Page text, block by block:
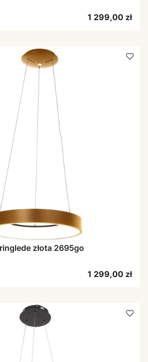
Cena
1 299,00 zł
złota 2695go
Cena
1 299,00 zł